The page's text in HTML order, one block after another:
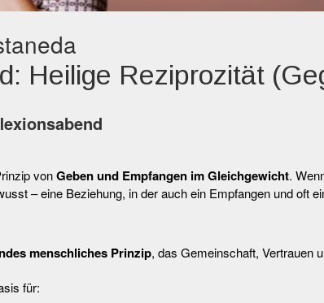
Heilige Reziprozität
vonGeben und Empfangen im Gleichgewicht.
– eine Beziehung, in der auch ein Empfangen und oft
menschliches Prinzip, das Gemeinschaft, Vertrauen
für: